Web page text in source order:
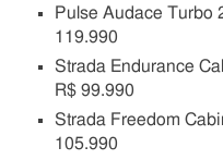
Pulse Audace Turbo
119.990
Strada Endurance
R$ 99.990
Strada Freedom
105.990